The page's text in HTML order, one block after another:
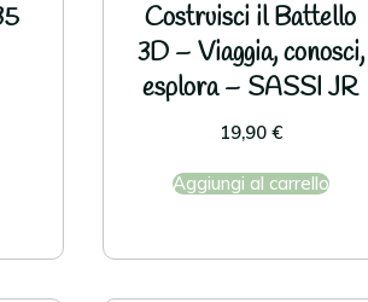
Costruisci il Battello
3D – Viaggia, conosci,
esplora – SASSI JR
19,90 €
Aggiungi al carrello